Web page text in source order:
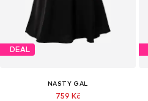
DEAL
NASTY GAL
759 Kč